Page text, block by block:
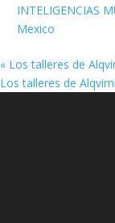
INTELIGENCIAS
Mexico
« Los talleres de
Los talleres de